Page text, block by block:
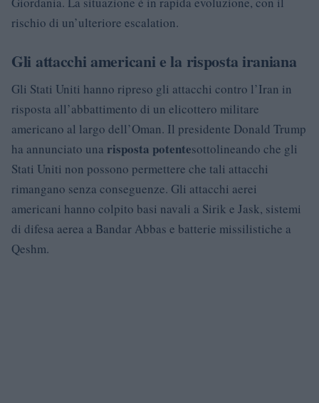
rischio di un’ulteriore escalation.
Gli attacchi americani e la risposta iraniana
Gli Stati Uniti hanno ripreso gli attacchi contro l’Iran in
risposta all’abbattimento di un elicottero militare
americano al largo dell’Oman. Il presidente Donald Trump
ha annunciato una risposta potentesottolineando che gli
Stati Uniti non possono permettere che tali attacchi
rimangano senza conseguenze. Gli attacchi aerei
americani hanno colpito basi navali a Sirik e Jask, sistemi
di difesa aerea a Bandar Abbas e batterie missilistiche a
Qeshm.